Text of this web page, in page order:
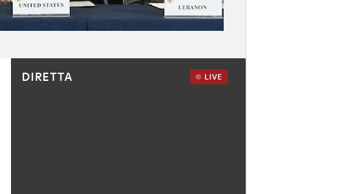
DIRETTA LIVE